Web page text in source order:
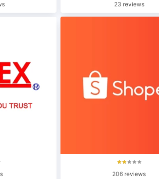
23 reviews
206 reviews